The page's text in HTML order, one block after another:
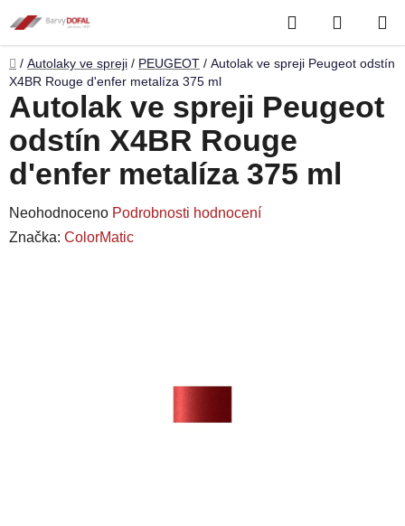
na
obsah
Hledat
KOŠÍK
Domů
/ Autolaky ve spreji / PEUGEOT / Autolak ve spreji Peugeot odstín
X4BR Rouge d'enfer metalíza 375 ml
Autolak ve spreji Peugeot
odstín X4BR Rouge
d'enfer metalíza 375 ml
Průměrné
hodnocení
Neohodnoceno Podrobnosti hodnocení
Značka: ColorMatic